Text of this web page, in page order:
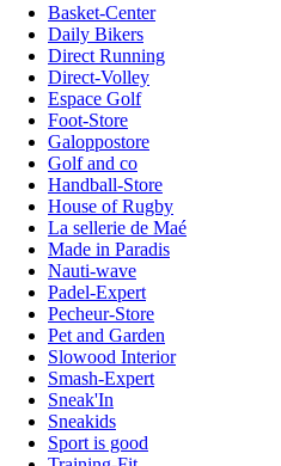
Basket-Center
Daily Bikers
Direct Running
Direct-Volley
Espace Golf
Foot-Store
Galoppostore
Golf and co
Handball-Store
House of Rugby
La sellerie de Maé
Made in Paradis
Nauti-wave
Padel-Expert
Pecheur-Store
Pet and Garden
Slowood Interior
Smash-Expert
Sneak'In
Sneakids
Sport is good